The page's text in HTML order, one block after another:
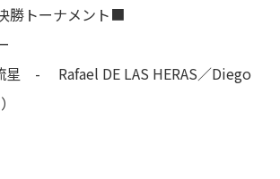
勝トーナメント■
星 - Rafael DE LAS HERAS／Diego